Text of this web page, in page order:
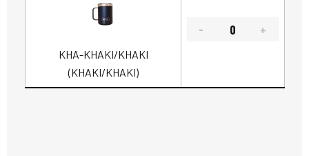
KHA-KHAKI/KHAKI
(KHAKI/KHAKI)